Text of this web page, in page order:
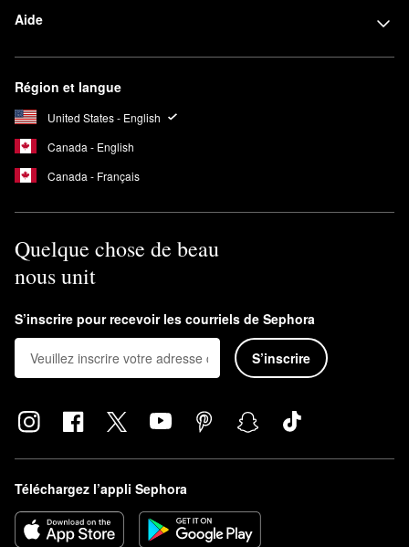
Aide
Région et langue
United States - English
Canada - English
Canada - Français
Quelque chose de beau
nous unit
S’inscrire pour recevoir les courriels de Sephora
S’inscrire
Téléchargez l’appli Sephora